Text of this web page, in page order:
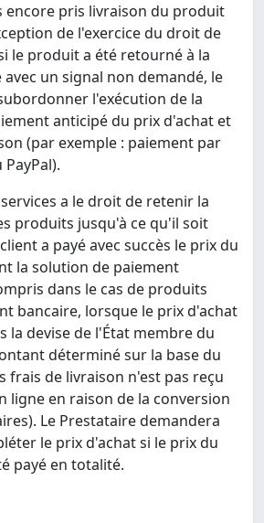
encore pris livraison du produit
de l'exercice du droit de
le produit a été retourné à la
un signal non demandé, le
l'exécution de la
anticipé du prix d'achat et
(par exemple : paiement par
a le droit de retenir la
produits jusqu'à ce qu'il soit
a payé avec succès le prix du
la solution de paiement
dans le cas de produits
bancaire, lorsque le prix d'achat
la devise de l'État membre du
déterminé sur la base du
frais de livraison n'est pas reçu
ligne en raison de la conversion
Le Prestataire demandera
le prix d'achat si le prix du
payé en totalité.